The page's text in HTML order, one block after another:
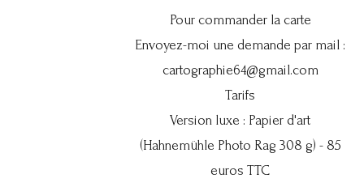
Pour commander la carte
Envoyez-moi une demande par mail :
cartographie64@gmail.com
Tarifs
Version luxe : Papier d'art
(Hahnemühle Photo Rag 308 g) - 85
euros TTC